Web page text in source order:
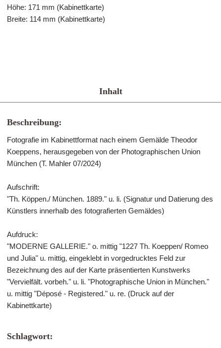
Höhe: 171 mm (Kabinettkarte)
Breite: 114 mm (Kabinettkarte)
Inhalt
Beschreibung:
Fotografie im Kabinettformat nach einem Gemälde Theodor
Koeppens, herausgegeben von der Photographischen Union
München (T. Mahler 07/2024)
Aufschrift:
"Th. Köppen./ München. 1889." u. li. (Signatur und Datierung des
Künstlers innerhalb des fotografierten Gemäldes)
Aufdruck:
"MODERNE GALLERIE." o. mittig "1227 Th. Koeppen/ Romeo
und Julia" u. mittig, eingeklebt in vorgedrucktes Feld zur
Bezeichnung des auf der Karte präsentierten Kunstwerks
"Vervielfält. vorbeh." u. li. "Photographische Union in München."
u. mittig "Déposé - Registered." u. re. (Druck auf der
Kabinettkarte)
Schlagwort: